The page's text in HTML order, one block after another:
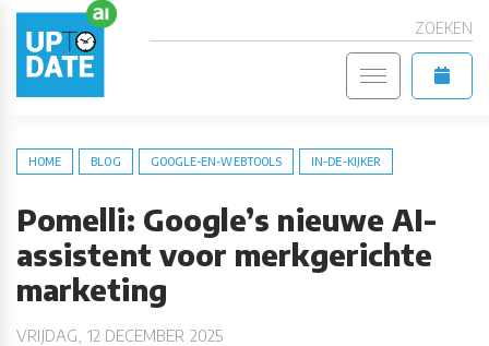
ZOEKEN
HOME BLOG GOOGLE-EN-WEBTOOLS IN-DE-KIJKER
Pomelli: Google’s nieuwe AI-
assistent voor merkgerichte
marketing
VRIJDAG, 12 DECEMBER 2025